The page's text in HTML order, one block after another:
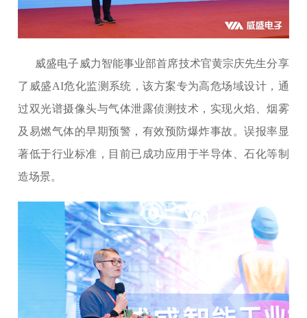
威盛电子威力智能事业部首席技术官黄宗庆先生分享
了威盛AI危化监测系统，该方案专为高危场域设计，通
过双光谱摄像头与气体泄露侦测技术，实现火焰、烟雾
及易燃气体的早期预警，有效预防爆炸事故。误报率显
著低于行业标准，目前已成功应用于半导体、石化等制
造场景。